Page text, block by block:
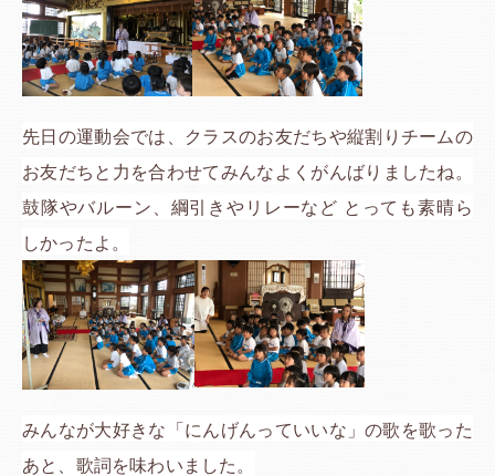
先日の運動会では、クラスのお友だちや縦割りチームの
お友だちと力を合わせてみんなよくがんばりましたね。
鼓隊やバルーン、綱引きやリレーなど とっても素晴ら
しかったよ。
みんなが大好きな「にんげんっていいな」の歌を歌った
あと、歌詞を味わいました。